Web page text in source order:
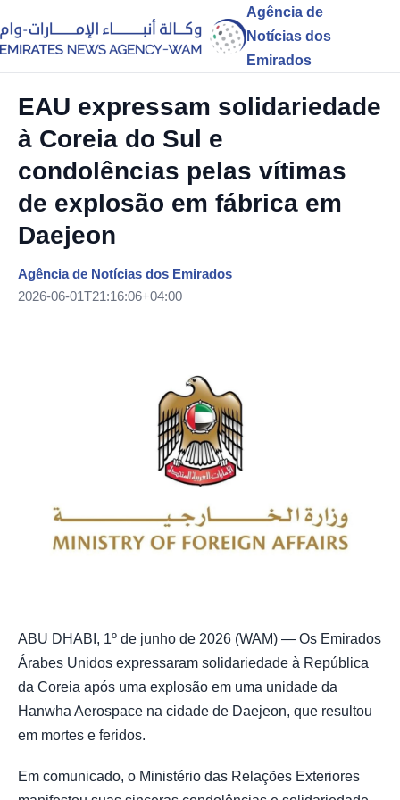
Agência de
Notícias dos
Emirados
EAU expressam solidariedade
à Coreia do Sul e
condolências pelas vítimas
de explosão em fábrica em
Daejeon
Agência de Notícias dos Emirados
2026-06-01T21:16:06+04:00
ABU DHABI, 1º de junho de 2026 (WAM) — Os Emirados
Árabes Unidos expressaram solidariedade à República
da Coreia após uma explosão em uma unidade da
Hanwha Aerospace na cidade de Daejeon, que resultou
em mortes e feridos.
Em comunicado, o Ministério das Relações Exteriores